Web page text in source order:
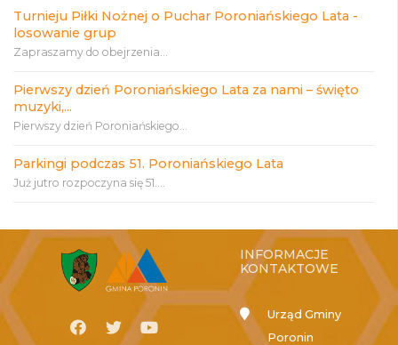
Turnieju Piłki Nożnej o Puchar Poroniańskiego Lata -
losowanie grup
Zapraszamy do obejrzenia...
Pierwszy dzień Poroniańskiego Lata za nami – święto
muzyki,...
Pierwszy dzień Poroniańskiego...
Parkingi podczas 51. Poroniańskiego Lata
Już jutro rozpoczyna się 51....
INFORMACJE
KONTAKTOWE
Urząd Gminy
Poronin